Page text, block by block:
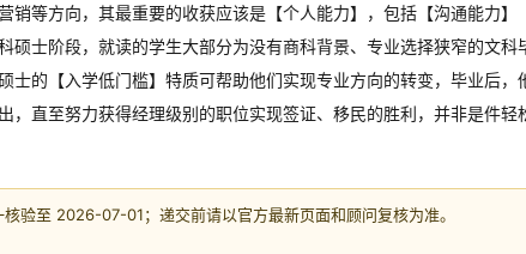
销等方向，其最重要的收获应该是【个人能力】，包括【沟通能力】
硕士阶段，就读的学生大部分为没有商科背景、专业选择狭窄的文科
士的【入学低门槛】特质可帮助他们实现专业方向的转变，毕业后，
，直至努力获得经理级别的职位实现签证、移民的胜利，并非是件轻
验至 2026-07-01；递交前请以官方最新页面和顾问复核为准。